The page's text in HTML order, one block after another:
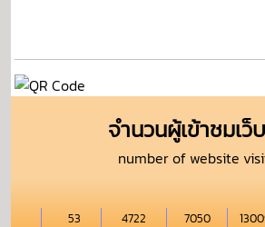
จำนวนผู้เข้าชมเว็
number of website
53 4722 7050